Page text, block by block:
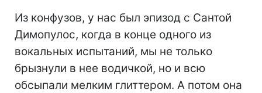
Из конфузов, у нас был эпизод с Сантой
Димопулос, когда в конце одного из
вокальных испытаний, мы не только
брызнули в нее водичкой, но и всю
обсыпали мелким глиттером. А потом она